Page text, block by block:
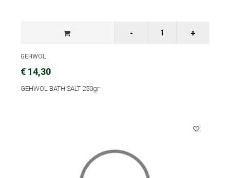
GEHWOL
€ 14,30
GEHWOL BATH SALT 250gr